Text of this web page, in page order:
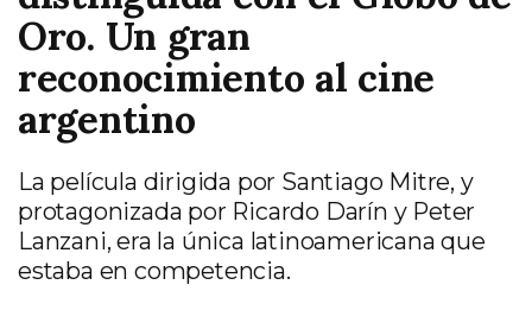
Oro. Un gran
reconocimiento al cine
argentino
La película dirigida por Santiago Mitre, y
protagonizada por Ricardo Darín y Peter
Lanzani, era la única latinoamericana que
estaba en competencia.